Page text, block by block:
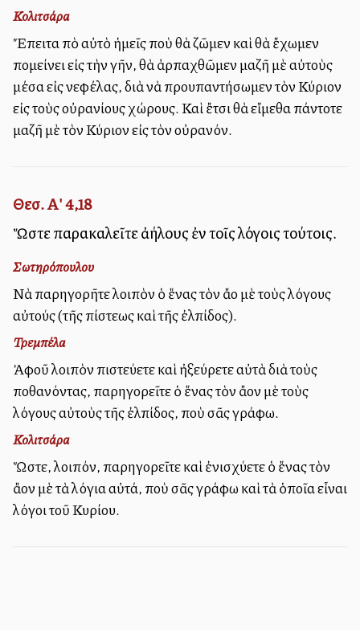
Κολιτσάρα
Ἔπειτα ἀπὸ αὐτὸ ἡμεῖς ποὺ θὰ ζῶμεν καὶ θὰ ἔχωμεν
ἀπομείνει εἰς τὴν γῆν, θὰ ἁρπαχθῶμεν μαζῆ μὲ αὐτοὺς
μέσα εἰς νεφέλας, διὰ νὰ προυπαντήσωμεν τὸν Κύριον
εἰς τοὺς οὐρανίους χώρους. Καὶ ἔτσι θὰ εἴμεθα πάντοτε
μαζῆ μὲ τὸν Κύριον εἰς τὸν οὐρανόν.
Θεσ. Α' 4,18
Ὥστε παρακαλεῖτε ἀλλήλους ἐν τοῖς λόγοις τούτοις.
Σωτηρόπουλου
Νὰ παρηγορῆτε λοιπὸν ὁ ἕνας τὸν ἄλλο μὲ τοὺς λόγους
αὐτούς (τῆς πίστεως καὶ τῆς ἐλπίδος).
Τρεμπέλα
Ἀφοῦ λοιπὸν πιστεύετε καὶ ἠξεύρετε αὐτὰ διὰ τοὺς
ἀποθανόντας, παρηγορεῖτε ὁ ἕνας τὸν ἄλλον μὲ τοὺς
λόγους αὐτοὺς τῆς ἐλπίδος, ποὺ σᾶς γράφω.
Κολιτσάρα
Ὥστε, λοιπόν, παρηγορεῖτε καὶ ἐνισχύετε ὁ ἕνας τὸν
ἄλλον μὲ τὰ λόγια αὐτά, ποὺ σᾶς γράφω καὶ τὰ ὁποῖα εἶναι
λόγοι τοῦ Κυρίου.